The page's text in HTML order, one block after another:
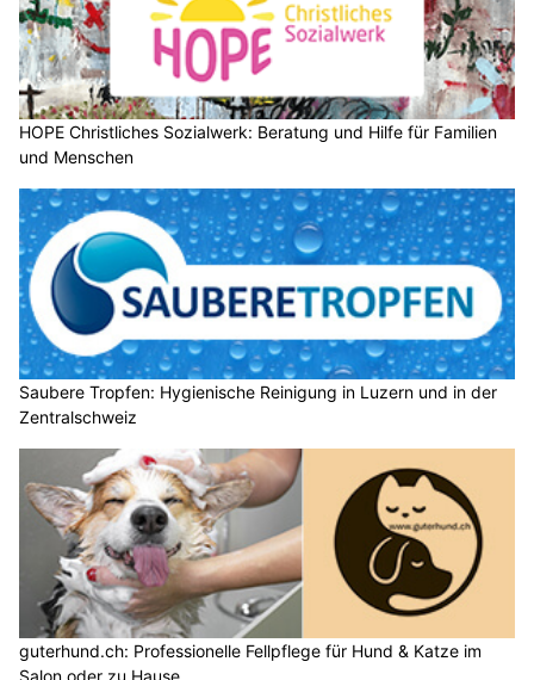
HOPE Christliches Sozialwerk: Beratung und Hilfe für Familien
und Menschen
Saubere Tropfen: Hygienische Reinigung in Luzern und in der
Zentralschweiz
guterhund.ch: Professionelle Fellpflege für Hund & Katze im